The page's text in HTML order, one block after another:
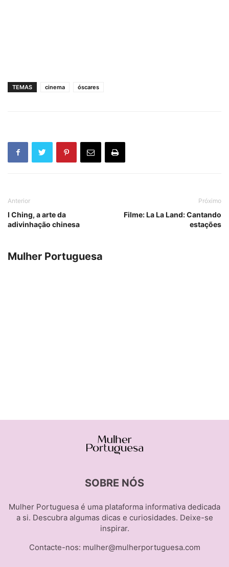
TEMAS cinema óscares
Anterior
I Ching, a arte da
adivinhação chinesa
Próximo
Filme: La La Land: Cantando
estações
Mulher Portuguesa
SOBRE NÓS
Mulher Portuguesa é uma plataforma informativa dedicada
a si. Descubra algumas dicas e curiosidades. Deixe-se
inspirar.
Contacte-nos: mulher@mulherportuguesa.com